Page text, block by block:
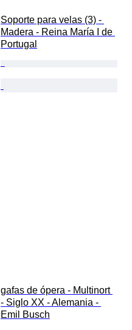
Soporte para velas (3) -
Madera - Reina María I de
Portugal
gafas de ópera - Multinort
- Siglo XX - Alemania -
Emil Busch